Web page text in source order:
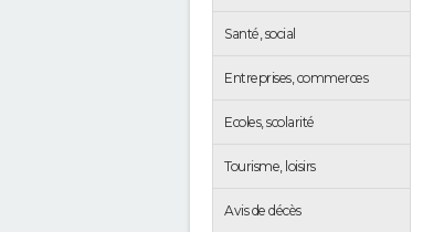
Santé, social
Entreprises, commerces
Ecoles, scolarité
Tourisme, loisirs
Avis de décès